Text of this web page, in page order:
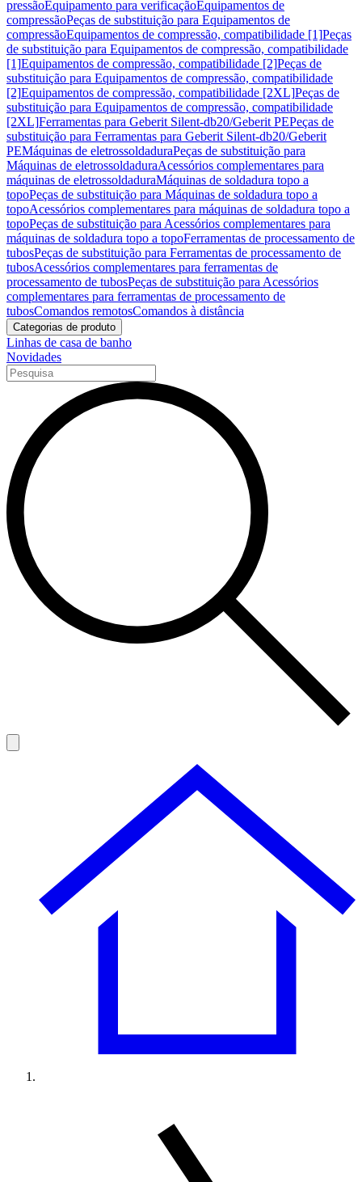
pressãoEquipamento para verificaçãoEquipamentos de
compressãoPeças de substituição para Equipamentos de
compressãoEquipamentos de compressão, compatibilidade [1]Peças
de substituição para Equipamentos de compressão, compatibilidade
[1]Equipamentos de compressão, compatibilidade [2]Peças de
substituição para Equipamentos de compressão, compatibilidade
[2]Equipamentos de compressão, compatibilidade [2XL]Peças de
substituição para Equipamentos de compressão, compatibilidade
[2XL]Ferramentas para Geberit Silent-db20/Geberit PEPeças de
substituição para Ferramentas para Geberit Silent-db20/Geberit
PEMáquinas de eletrossoldaduraPeças de substituição para
Máquinas de eletrossoldaduraAcessórios complementares para
máquinas de eletrossoldaduraMáquinas de soldadura topo a
topoPeças de substituição para Máquinas de soldadura topo a
topoAcessórios complementares para máquinas de soldadura topo a
topoPeças de substituição para Acessórios complementares para
máquinas de soldadura topo a topoFerramentas de processamento de
tubosPeças de substituição para Ferramentas de processamento de
tubosAcessórios complementares para ferramentas de
processamento de tubosPeças de substituição para Acessórios
complementares para ferramentas de processamento de
tubosComandos remotosComandos à distância
Categorias de produto
Linhas de casa de banho
Novidades